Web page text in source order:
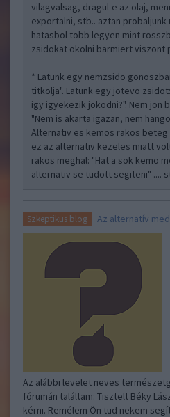
vilagvalsag, dragul-e az olaj,
exportalni, stb.. aztan probaljunk
hatasbol tobb legyen mint
zsidokat okolni barmiert viszont
* Latunk egy nemzsido
titkolja". Latunk egy jotevo
igy igyekezik jokodni?". Nem jon
"Nem is akarta igazan, nem
Alternativ es kemos rakos
ez az alternativ kezeles miatt
rakos meghal: "Hat a sok kemo
alternativ se tudott segiteni" ....
Szkeptikus blog Az alternatív
Az alábbi levelet neves
fórumán találtam: Tisztelt Béky
kérni. Remélem Ön tud nekem